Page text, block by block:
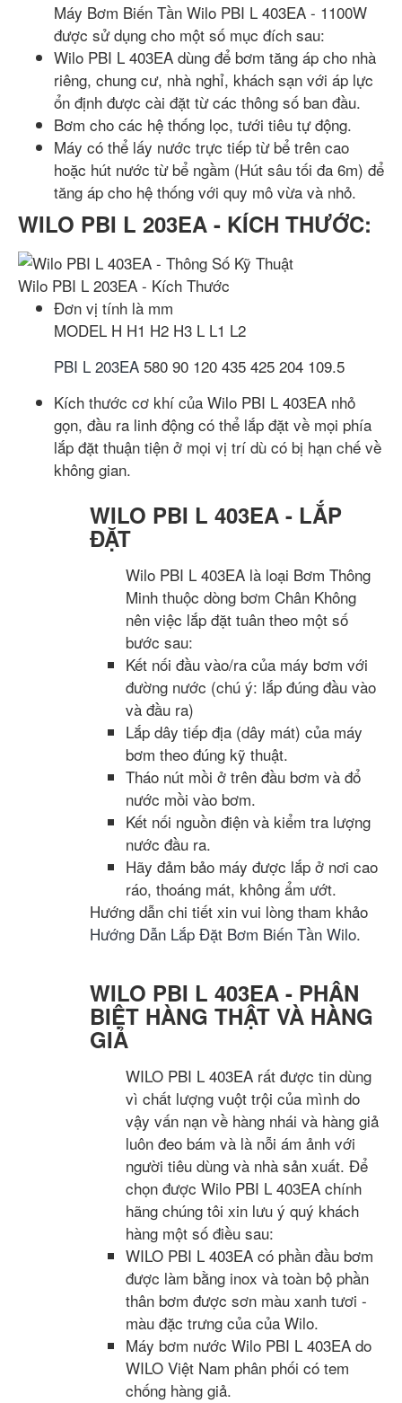
Máy Bơm Biến Tần Wilo PBI L 403EA - 1100W
được sử dụng cho một số mục đích sau:
Wilo PBI L 403EA dùng để bơm tăng áp cho nhà
riêng, chung cư, nhà nghỉ, khách sạn với áp lực
ổn định được cài đặt từ các thông số ban đầu.
Bơm cho các hệ thống lọc, tưới tiêu tự động.
Máy có thể lấy nước trực tiếp từ bể trên cao
hoặc hút nước từ bể ngầm (Hút sâu tối đa 6m) để
tăng áp cho hệ thống với quy mô vừa và nhỏ.
WILO PBI L 203EA - KÍCH THƯỚC:
Wilo PBI L 203EA - Kích Thước
Đơn vị tính là mm
MODEL H H1 H2 H3 L L1 L2
PBI L 203EA 580 90 120 435 425 204 109.5
Kích thước cơ khí của Wilo PBI L 403EA nhỏ
gọn, đầu ra linh động có thể lắp đặt về mọi phía
lắp đặt thuận tiện ở mọi vị trí dù có bị hạn chế về
không gian.
WILO PBI L 403EA - LẮP
ĐẶT
Wilo PBI L 403EA là loại Bơm Thông
Minh thuộc dòng bơm Chân Không
nên việc lắp đặt tuân theo một số
bước sau:
Kết nối đầu vào/ra của máy bơm với
đường nước (chú ý: lắp đúng đầu vào
và đầu ra)
Lắp dây tiếp địa (dây mát) của máy
bơm theo đúng kỹ thuật.
Tháo nút mồi ở trên đầu bơm và đổ
nước mồi vào bơm.
Kết nối nguồn điện và kiểm tra lượng
nước đầu ra.
Hãy đảm bảo máy được lắp ở nơi cao
ráo, thoáng mát, không ẩm ướt.
Hướng dẫn chi tiết xin vui lòng tham khảo
Hướng Dẫn Lắp Đặt Bơm Biến Tần Wilo.
WILO PBI L 403EA - PHÂN
BIỆT HÀNG THẬT VÀ HÀNG
GIẢ
WILO PBI L 403EA rất được tin dùng
vì chất lượng vuột trội của mình do
vậy vấn nạn về hàng nhái và hàng giả
luôn đeo bám và là nỗi ám ảnh với
người tiêu dùng và nhà sản xuất. Để
chọn được Wilo PBI L 403EA chính
hãng chúng tôi xin lưu ý quý khách
hàng một số điều sau:
WILO PBI L 403EA có phần đầu bơm
được làm bằng inox và toàn bộ phần
thân bơm được sơn màu xanh tươi -
màu đặc trưng của của Wilo.
Máy bơm nước Wilo PBI L 403EA do
WILO Việt Nam phân phối có tem
chống hàng giả.